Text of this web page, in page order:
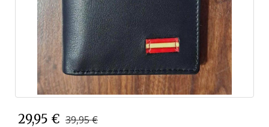
29,95 € 39,95 €